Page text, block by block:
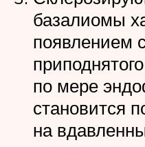
базалиомы
появлением
по мере
становится
на